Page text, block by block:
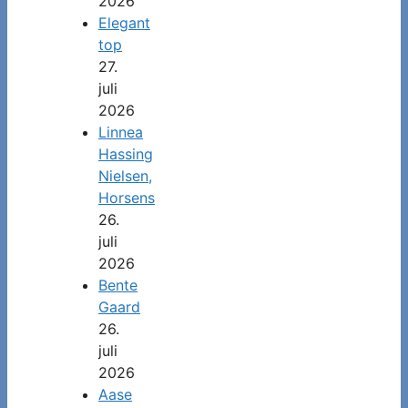
Elegant
top
27.
juli
2026
Linnea
Hassing
Nielsen,
Horsens
26.
juli
2026
Bente
Gaard
26.
juli
2026
Aase